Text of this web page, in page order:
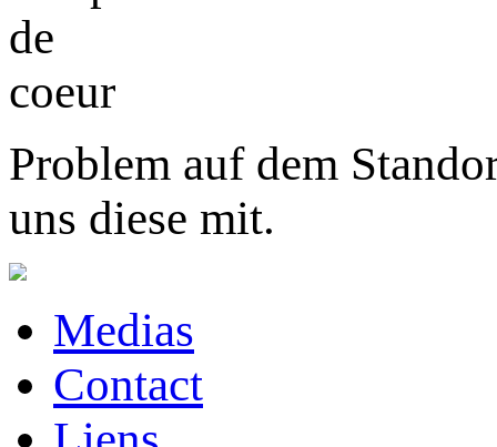
Problem auf dem
uns diese mit.
Medias
Contact